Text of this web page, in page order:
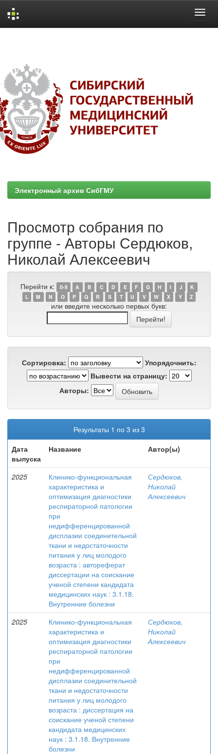
Электронный архив СибГМУ
Просмотр собрания по
группе - Авторы Сердюков,
Николай Алексеевич
Перейти к: 0-9 A B C D E F G H I J
K
L
M N O P Q R S T U V W X Y Z
или введите несколько первых букв:
Сортировка:
Упорядочнить:
Вывести на страницу:
Авторы:
Результаты 1 по 3 из 3
Дата
выпуска
Название Автор(ы)
2025
Клинико-функциональная
характеристика и
оптимизация диагностики
респираторной патологии
при
недифференцированной
дисплазии соединительной
ткани и недостаточности
питания у лиц молодого
возраста : автореферат
диссертации на соискание
ученой степени кандидата
медицинских наук : 3.1.18.
Внутренние болезни
Сердюков,
Николай
Алексеевич
2025
Клинико-функциональная
характеристика и
оптимизация диагностики
респираторной патологии
при
недифференцированной
дисплазии соединительной
ткани и недостаточности
питания у лиц молодого
возраста : диссертация на
соискание ученой степени
кандидата медицинских
наук : 3.1.18. Внутренние
болезни
Сердюков,
Николай
Алексеевич